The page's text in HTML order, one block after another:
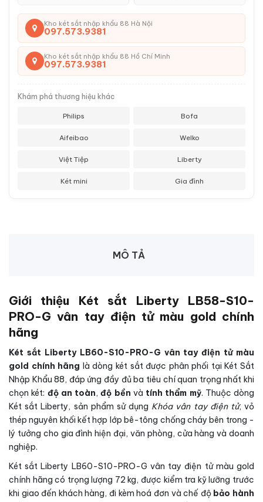
Kho két sắt nhập khẩu 88 Hà Nội
097.573.9381
Kho két sắt nhập khẩu 88 Hồ Chí Minh
097.573.9381
Khám phá thương hiệu khác
Philips Bofa
Aifeibao Welko
Việt Tiệp Liberty
Két mini Gia đình
MÔ TẢ
Giới thiệu Két sắt Liberty LB58-S10-
PRO-G vân tay điện tử màu gold chính
hãng
Két sắt Liberty LB60-S10-PRO-G vân tay điện tử màu
gold chính hãng là dòng két sắt được phân phối tại Két Sắt
Nhập Khẩu 88, đáp ứng đầy đủ ba tiêu chí quan trọng nhất khi
chọn két: độ an toàn,độ bền và tính thẩm mỹ. Thuộc dòng
Két sắt Liberty, sản phẩm sử dụng Khóa vân tay điện tử, vỏ
thép nguyên khối kết hợp lớp bê-tông chống cháy bên trong -
lý tưởng cho gia đình hiện đại, văn phòng, cửa hàng và doanh
nghiệp.
Két sắt Liberty LB60-S10-PRO-G vân tay điện tử màu gold
chính hãng có trọng lượng 72 kg, được kiểm tra kỹ lưỡng trước
khi giao đến khách hàng, đi kèm hoá đơn và chế độ bảo hành